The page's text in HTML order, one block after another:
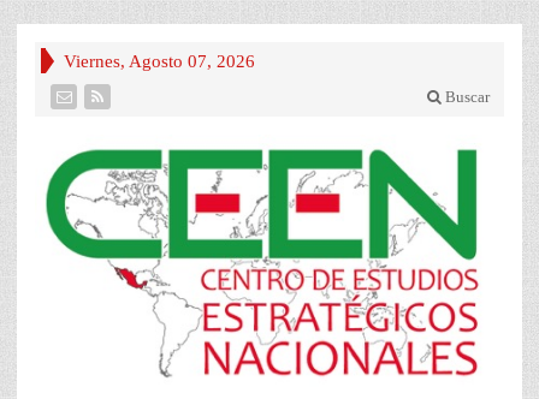
Viernes, Agosto 07, 2026
Buscar